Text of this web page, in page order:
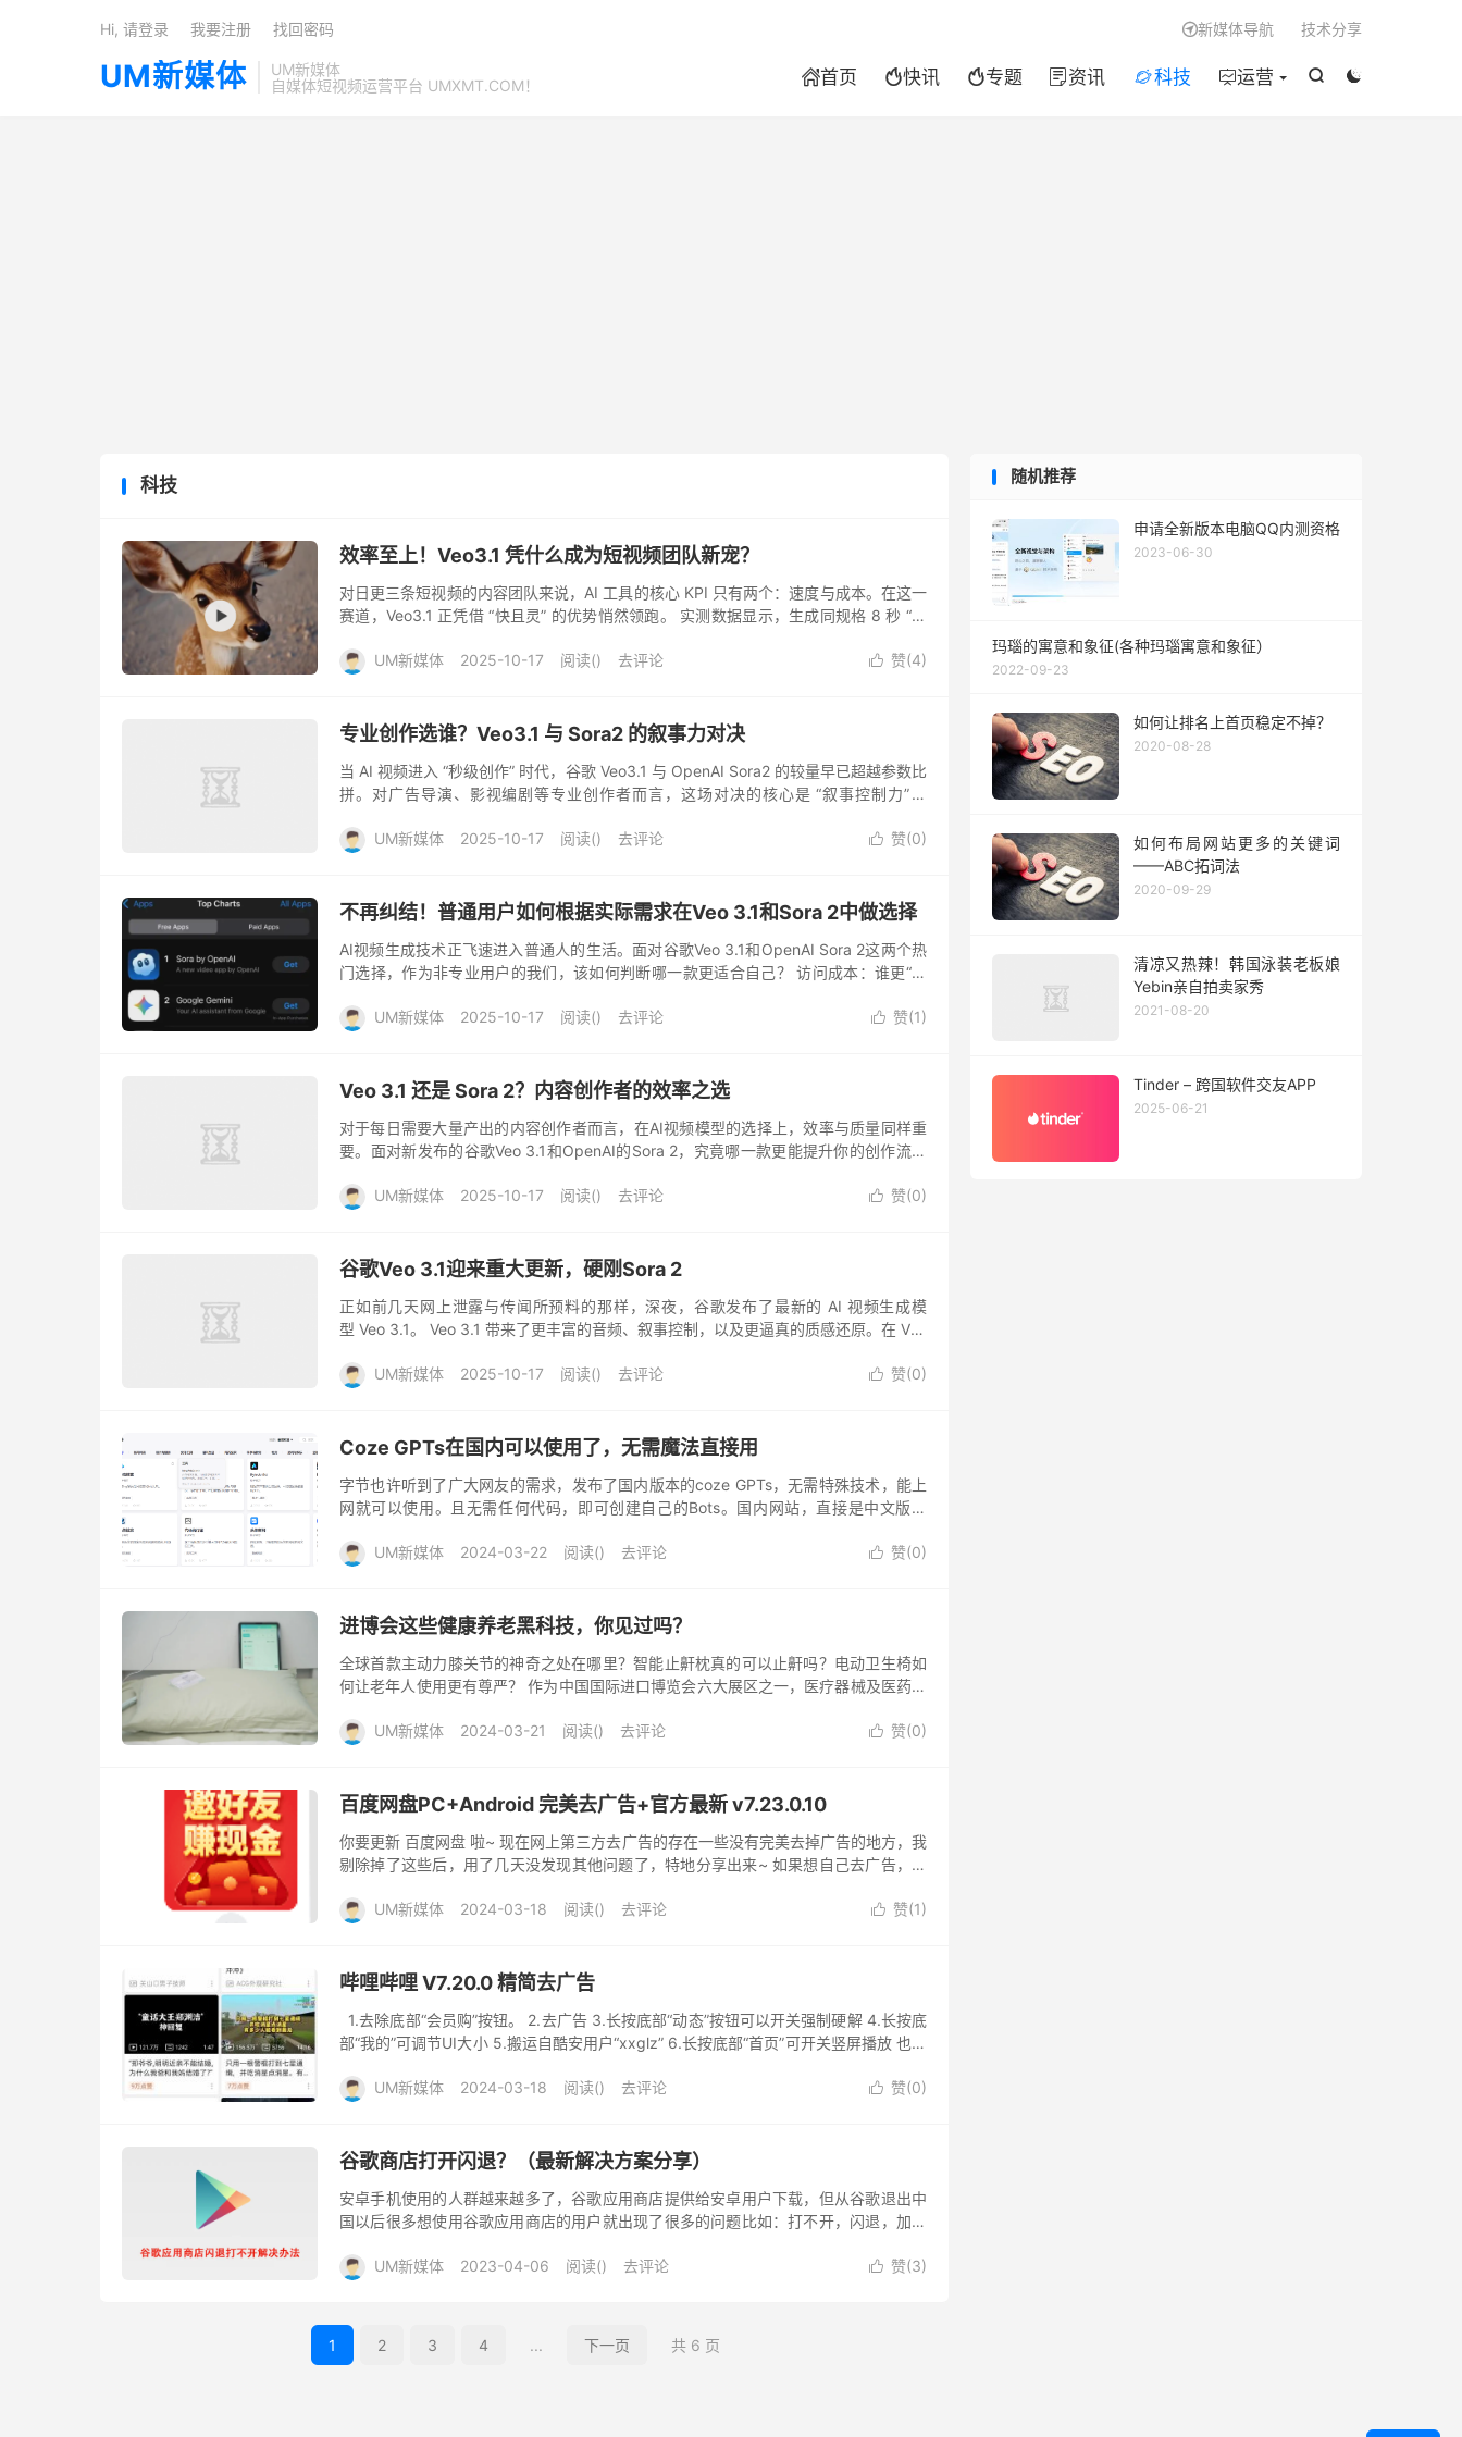
UM新媒体
UM新媒体
自媒体短视频运营平台 UMXMT.COM！


首页 快讯 专题 资讯 科技 运营
新媒体导航 技术分享
Hi, 请登录 我要注册 找回密码
科技
效率至上！Veo3.1 凭什么成为短视频团队新宠？
对日更三条短视频的内容团队来说，AI 工具的核心 KPI 只有两个：速度与成本。在这一
赛道，Veo3.1 正凭借 “快且灵” 的优势悄然领跑。​ 实测数据显示，生成同规格 8 秒 “美
 赞(4)
UM新媒体 2025-10-17 阅读() 去评论
专业创作选谁？Veo3.1 与 Sora2 的叙事力对决
当 AI 视频进入 “秒级创作” 时代，谷歌 Veo3.1 与 OpenAI Sora2 的较量早已超越参数比
拼。对广告导演、影视编剧等专业创作者而言，这场对决的核心是 “叙事控制力”。​
 赞(0)
UM新媒体 2025-10-17 阅读() 去评论
不再纠结！普通用户如何根据实际需求在Veo 3.1和Sora 2中做选择
AI视频生成技术正飞速进入普通人的生活。面对谷歌Veo 3.1和OpenAI Sora 2这两个热
门选择，作为非专业用户的我们，该如何判断哪一款更适合自己？ 访问成本：谁更“亲
 赞(1)
UM新媒体 2025-10-17 阅读() 去评论
Veo 3.1 还是 Sora 2？内容创作者的效率之选
对于每日需要大量产出的内容创作者而言，在AI视频模型的选择上，效率与质量同样重
要。面对新发布的谷歌Veo 3.1和OpenAI的Sora 2，究竟哪一款更能提升你的创作流水
 赞(0)
UM新媒体 2025-10-17 阅读() 去评论
谷歌Veo 3.1迎来重大更新，硬刚Sora 2
正如前几天网上泄露与传闻所预料的那样，深夜，谷歌发布了最新的 AI 视频生成模
型 Veo 3.1。 Veo 3.1 带来了更丰富的音频、叙事控制，以及更逼真的质感还原。在 Veo
 赞(0)
UM新媒体 2025-10-17 阅读() 去评论
Coze GPTs在国内可以使用了，无需魔法直接用
字节也许听到了广大网友的需求，发布了国内版本的coze GPTs，无需特殊技术，能上
网就可以使用。且无需任何代码，即可创建自己的Bots。国内网站，直接是中文版本
 赞(0)
UM新媒体 2024-03-22 阅读() 去评论
进博会这些健康养老黑科技，你见过吗？
全球首款主动力膝关节的神奇之处在哪里？智能止鼾枕真的可以止鼾吗？电动卫生椅如
何让老年人使用更有尊严？ 作为中国国际进口博览会六大展区之一，医疗器械及医药保
都有哪些让...
 赞(0)
UM新媒体 2024-03-21 阅读() 去评论
百度网盘PC+Android 完美去广告+官方最新 v7.23.0.10
你要更新 百度网盘 啦~ 现在网上第三方去广告的存在一些没有完美去掉广告的地方，我
剔除掉了这些后，用了几天没发现其他问题了，特地分享出来~ 如果想自己去广告，怎
 赞(1)
UM新媒体 2024-03-18 阅读() 去评论
哔哩哔哩 V7.20.0 精简去广告
1.去除底部“会员购”按钮。 2.去广告 3.长按底部“动态”按钮可以开关强制硬解 4.长按底
部“我的”可调节UI大小 5.搬运自酷安用户“xxglz” 6.长按底部“首页”可开关竖屏播放 也是
 赞(0)
UM新媒体 2024-03-18 阅读() 去评论
谷歌商店打开闪退？（最新解决方案分享）
安卓手机使用的人群越来越多了，谷歌应用商店提供给安卓用户下载，但从谷歌退出中
国以后很多想使用谷歌应用商店的用户就出现了很多的问题比如：打不开，闪退，加载
退有两...
 赞(3)
UM新媒体 2023-04-06 阅读() 去评论
1 2 3 4 ... 下一页 共 6 页
随机推荐
申请全新版本电脑QQ内测资格
2023-06-30
玛瑙的寓意和象征(各种玛瑙寓意和象征）
2022-09-23
如何让排名上首页稳定不掉？
2020-08-28
如何布局网站更多的关键词
——ABC拓词法
2020-09-29
清凉又热辣！韩国泳装老板娘
Yebin亲自拍卖家秀
2021-08-20
Tinder – 跨国软件交友APP
2025-06-21